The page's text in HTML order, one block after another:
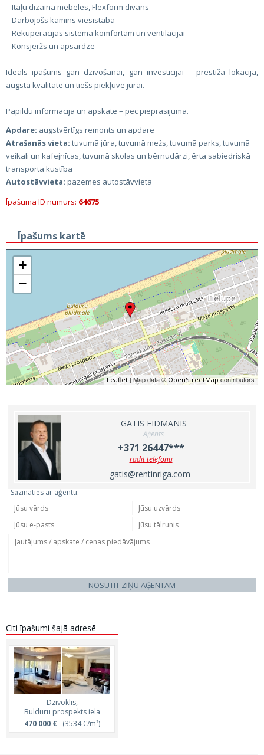
– Itāļu dizaina mēbeles, Flexform dīvāns
– Darbojošs kamīns viesistabā
– Rekuperācijas sistēma komfortam un ventilācijai
– Konsjeržs un apsardze
Ideāls īpašums gan dzīvošanai, gan investīcijai – prestiža lokācija,
augsta kvalitāte un tiešs piekļuve jūrai.
Papildu informācija un apskate – pēc pieprasījuma.
Apdare: augstvērtīgs remonts un apdare
Atrašanās vieta: tuvumā jūra, tuvumā mežs, tuvumā parks, tuvumā
veikali un kafejnīcas, tuvumā skolas un bērnudārzi, ērta sabiedriskā
transporta kustība
Autostāvvieta: pazemes autostāvvieta
Īpašuma ID numurs: 64675
Īpašums kartē
+
−
Leaflet | Map data ©OpenStreetMapcontributors
GATIS EIDMANIS
Aģents
+371 26447***
rādīt telefonu
gatis@rentinriga.com
Sazināties ar aģentu:
NOSŪTĪT ZIŅU AĢENTAM
Citi īpašumi šajā adresē
Dzīvoklis,
Bulduru prospekts iela
470 000 €(3534 €/m²)